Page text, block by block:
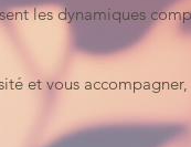
les dynamiques
et vous